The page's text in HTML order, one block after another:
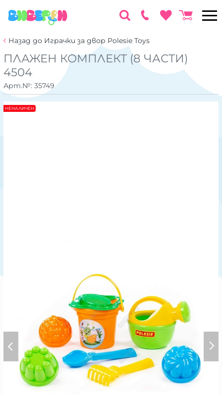
Назад до Играчки за двор Polesie Toys
ПЛАЖЕН КОМПЛЕКТ (8 ЧАСТИ)
4504
Арт.№: 35749
НЕНАЛИЧЕН